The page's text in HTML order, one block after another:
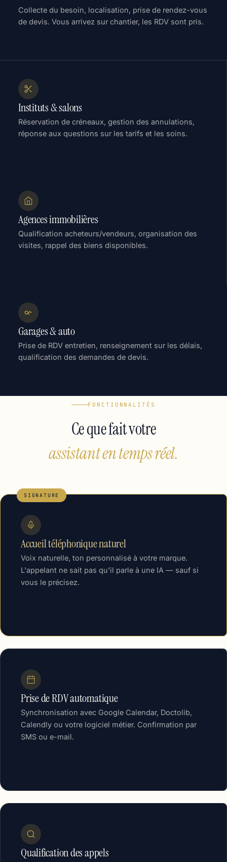
Collecte du besoin, localisation, prise de rendez-vous
de devis. Vous arrivez sur chantier, les RDV sont pris.
Instituts & salons
Réservation de créneaux, gestion des annulations,
réponse aux questions sur les tarifs et les soins.
Agences immobilières
Qualification acheteurs/vendeurs, organisation des
visites, rappel des biens disponibles.
Garages & auto
Prise de RDV entretien, renseignement sur les délais,
qualification des demandes de devis.
FONCTIONNALITÉS
Ce que fait votre
assistant en temps réel.
SIGNATURE
Accueil téléphonique naturel
Voix naturelle, ton personnalisé à votre marque.
L'appelant ne sait pas qu'il parle à une IA — sauf si
vous le précisez.
Prise de RDV automatique
Synchronisation avec Google Calendar, Doctolib,
Calendly ou votre logiciel métier. Confirmation par
SMS ou e-mail.
Qualification des appels